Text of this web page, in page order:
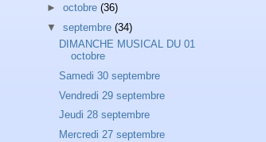
► octobre (36)
▼ septembre (34)
DIMANCHE MUSICAL DU 01
octobre
Samedi 30 septembre
Vendredi 29 septembre
Jeudi 28 septembre
Mercredi 27 septembre